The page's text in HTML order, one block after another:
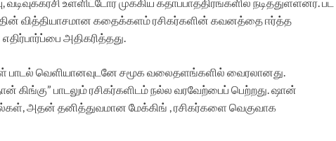
உள்ளிட்டோர் முக்கிய கதாப்பாத்திரங்களில் நடித்துள்ளனர். பட
வித்தியாசமான கதைக்களம் ரசிகர்களின் கவனத்தை ஈர்த்த
அதிகரித்தது.
பாடல் வெளியானவுடனே சமூக வலைதளங்களில் வைரலானது.
பாடலும் ரசிகர்களிடம் நல்ல வரவேற்பைப் பெற்றது. ஷான்
அதன் தனித்துவமான மேக்கிங் , ரசிகர்களை வெகுவாக